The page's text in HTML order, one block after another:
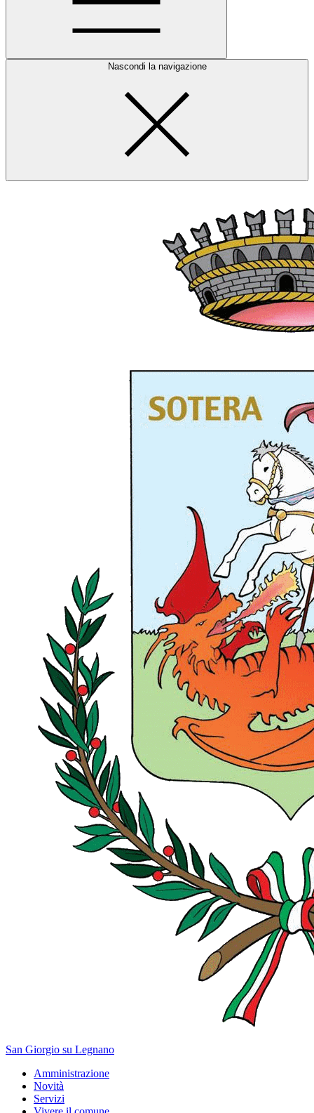
Nascondi la navigazione
San Giorgio su Legnano
Amministrazione
Novità
Servizi